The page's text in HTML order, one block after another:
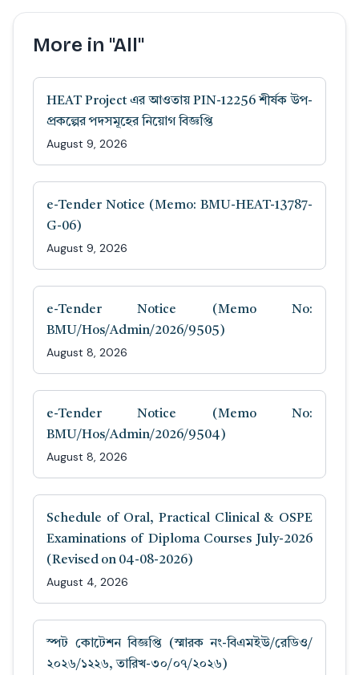
More in "All"
HEAT Project এর আওতায় PIN-12256 শীর্ষক উপ-
প্রকল্পের পদসমূহের নিয়োগ বিজ্ঞপ্তি
August 9, 2026
e-Tender Notice (Memo: BMU-HEAT-13787-
G-06)
August 9, 2026
e-Tender Notice (Memo No:
BMU/Hos/Admin/2026/9505)
August 8, 2026
e-Tender Notice (Memo No:
BMU/Hos/Admin/2026/9504)
August 8, 2026
Schedule of Oral, Practical Clinical & OSPE
Examinations of Diploma Courses July-2026
(Revised on 04-08-2026)
August 4, 2026
স্পট কোটেশন বিজ্ঞপ্তি (স্মারক নং-বিএমইউ/রেডিও/
২০২৬/১২২৬, তারিখ-৩০/০৭/২০২৬)